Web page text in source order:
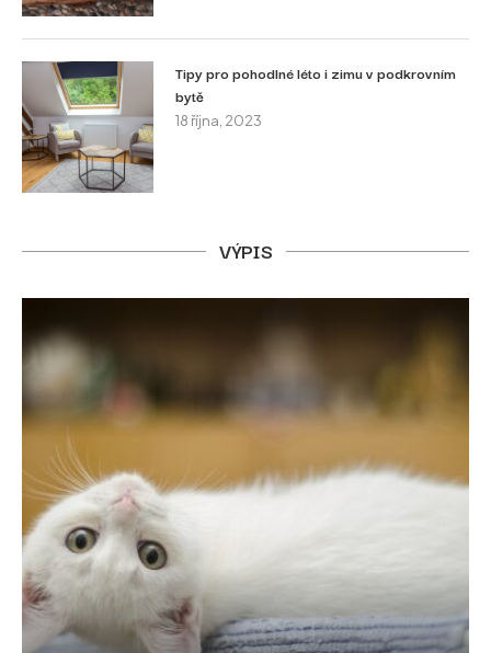
Tipy pro pohodlné léto i zimu v podkrovním
bytě
18 října, 2023
VÝPIS